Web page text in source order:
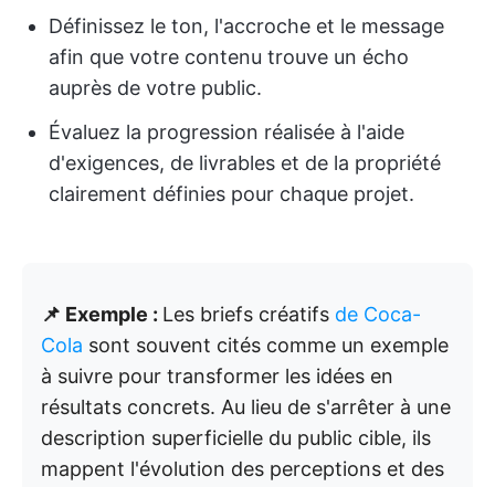
Définissez le ton, l'accroche et le message
afin que votre contenu trouve un écho
auprès de votre public.
Évaluez la progression réalisée à l'aide
d'exigences, de livrables et de la propriété
clairement définies pour chaque projet.
📌 Exemple : Les briefs créatifs de Coca-
Cola sont souvent cités comme un exemple
à suivre pour transformer les idées en
résultats concrets. Au lieu de s'arrêter à une
description superficielle du public cible, ils
mappent l'évolution des perceptions et des